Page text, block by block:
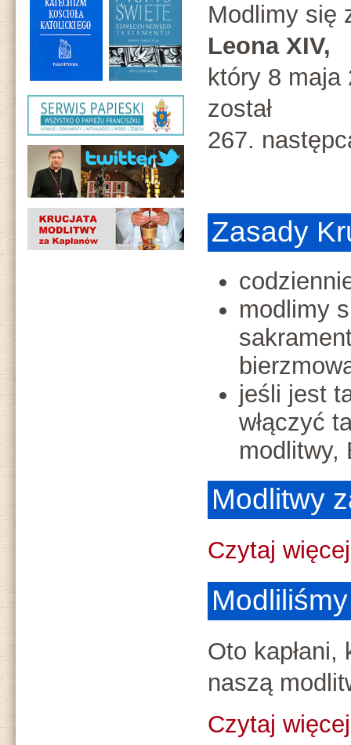
Modlimy się
Leona XIV,
który 8 maja
został
267.
Zasady
modlimy
jeśli jest
włączyć
modlitwy,
Modlitwy
Czytaj
Oto
naszą
Czytaj